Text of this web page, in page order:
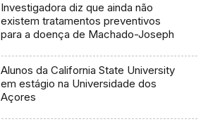
Investigadora diz que ainda não
existem tratamentos preventivos
para a doença de Machado-Joseph
Alunos da California State University
em estágio na Universidade dos
Açores